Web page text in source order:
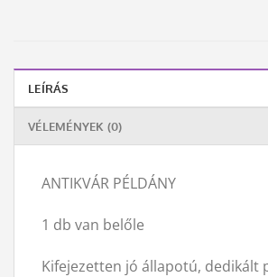
LEÍRÁS
VÉLEMÉNYEK (0)
ANTIKVÁR PÉLDÁNY
1 db van belőle
Kifejezetten jó állapotú, dedikált